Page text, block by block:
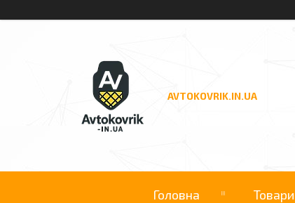
AVTOKOVRIK.IN.UA
Головна Товари